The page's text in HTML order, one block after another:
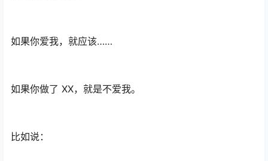
如果你爱我，就应该……
如果你做了 XX，就是不爱我。
比如说：